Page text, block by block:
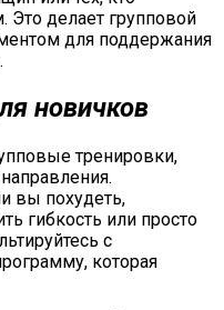
Это делает групповой
для поддержания
новичков
тренировки,
вы похудеть,
гибкость или просто
с
которая